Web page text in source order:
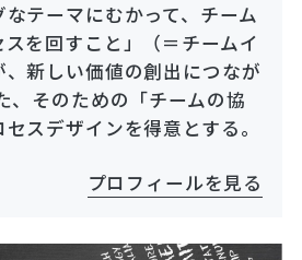
なテーマにむかって、チーム
を回すこと」（＝チームイ
、新しい価値の創出につなが
、そのための「チームの協
スデザインを得意とする。
プロフィールを見る